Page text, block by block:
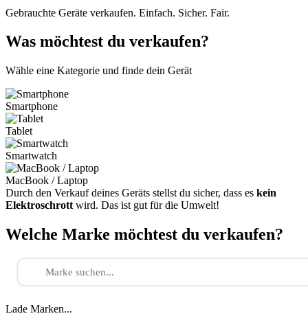
Gebrauchte Geräte verkaufen. Einfach. Sicher. Fair.
Was möchtest du verkaufen?
Wähle eine Kategorie und finde dein Gerät
Smartphone
Tablet
Smartwatch
MacBook / Laptop
Durch den Verkauf deines Geräts stellst du sicher, dass es kein
Elektroschrott wird. Das ist gut für die Umwelt!
Welche Marke möchtest du verkaufen?
Lade Marken...